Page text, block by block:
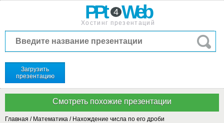
PPt 4 Web
Хостинг презентаций
Загрузить
презентацию
Главная / Математика / Нахождение числа по его дроби